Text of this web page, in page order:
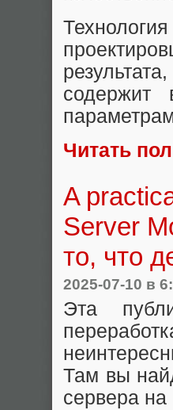
содержит
Читать
A
Server
то, что
2025-07-10 в
Эта
Там вы
сервера